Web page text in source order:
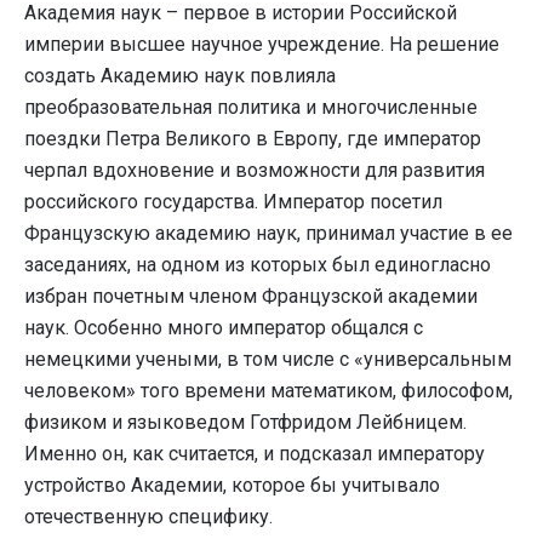
Академия наук – первое в истории Российской
империи высшее научное учреждение. На решение
создать Академию наук повлияла
преобразовательная политика и многочисленные
поездки Петра Великого в Европу, где император
черпал вдохновение и возможности для развития
российского государства. Император посетил
Французскую академию наук, принимал участие в ее
заседаниях, на одном из которых был единогласно
избран почетным членом Французской академии
наук. Особенно много император общался с
немецкими учеными, в том числе с «универсальным
человеком» того времени математиком, философом,
физиком и языковедом Готфридом Лейбницем.
Именно он, как считается, и подсказал императору
устройство Академии, которое бы учитывало
отечественную специфику.